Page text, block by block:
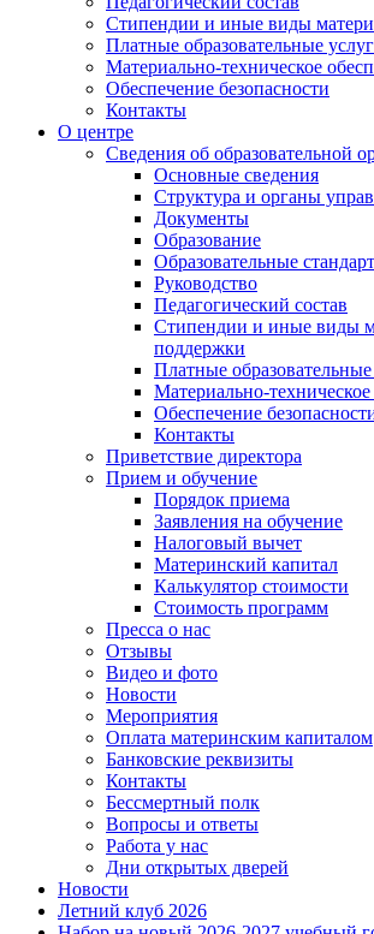
Стипендии и иные виды
Платные образовательные
Материально-техническое
Обеспечение безопасности
Контакты
О центре
Сведения об образовательной
Основные сведения
Структура и органы
Документы
Образование
Образовательные
Руководство
Педагогический состав
Стипендии и иные виды
поддержки
Платные образовательные
Материально-
Обеспечение
Контакты
Приветствие директора
Прием и обучение
Порядок приема
Заявления на обучение
Налоговый вычет
Материнский капитал
Калькулятор стоимости
Стоимость программ
Пресса о нас
Отзывы
Видео и фото
Новости
Мероприятия
Оплата материнским капиталом
Банковские реквизиты
Контакты
Бессмертный полк
Вопросы и ответы
Работа у нас
Дни открытых дверей
Новости
Летний клуб 2026